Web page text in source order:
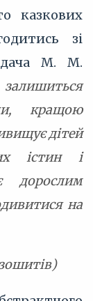
казкових
зі
М. М.
кращою
дітей
істин і
дорослим
на